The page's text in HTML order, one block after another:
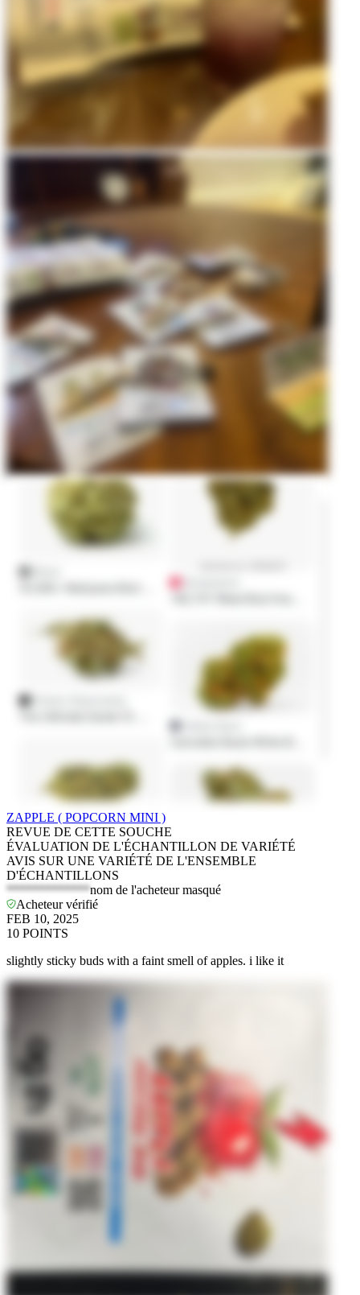
ZAPPLE ( POPCORN MINI )
REVUE DE CETTE SOUCHE
ÉVALUATION DE L'ÉCHANTILLON DE VARIÉTÉ
AVIS SUR UNE VARIÉTÉ DE L'ENSEMBLE
D'ÉCHANTILLONS
*************nom de l'acheteur masqué
Acheteur vérifié
FEB 10, 2025
10 POINTS
slightly sticky buds with a faint smell of apples. i like it